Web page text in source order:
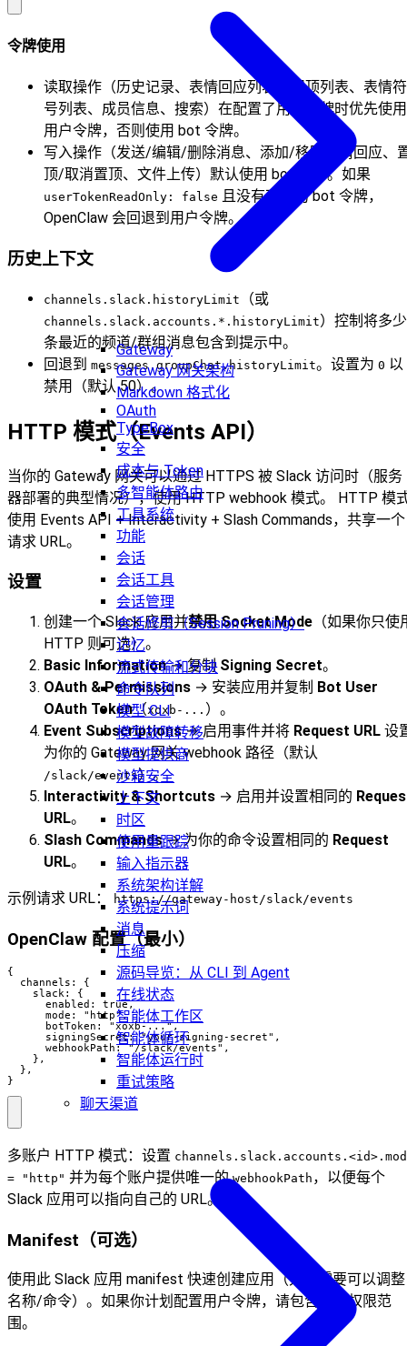
Gateway
Gateway 网关架构
Markdown 格式化
OAuth
TypeBox
安全
成本与 Token
多智能体路由
工具系统
功能
会话
会话工具
会话管理
会话修剪（Session Pruning）
记忆
流式传输和分块
命令队列
模型 CLI
模型故障转移
模型提供商
沙箱安全
上下文
时区
使用量跟踪
输入指示器
系统架构详解
系统提示词
消息
压缩
源码导览：从 CLI 到 Agent
在线状态
智能体工作区
智能体循环
智能体运行时
重试策略
聊天渠道
令牌使用
读取操作（历史记录、表情回应列表、置顶列表、表情符
号列表、成员信息、搜索）在配置了用户令牌时优先使用
用户令牌，否则使用 bot 令牌。
写入操作（发送/编辑/删除消息、添加/移除表情回应、
顶/取消置顶、文件上传）默认使用 bot 令牌。如果
userTokenReadOnly: false 且没有可用的 bot 令牌，
OpenClaw 会回退到用户令牌。
历史上下文
channels.slack.historyLimit （或
channels.slack.accounts.*.historyLimit）控制将多少
条最近的频道/群组消息包含到提示中。
回退到 messages.groupChat.historyLimit。设置为 0 以
禁用（默认 50）。
HTTP 模式（Events API）
当你的 Gateway 网关可以通过 HTTPS 被 Slack 访问时（服务
器部署的典型情况），使用 HTTP webhook 模式。 HTTP 模
使用 Events API + Interactivity + Slash Commands，共享一个
请求 URL。
设置
创建一个 Slack 应用并禁用 Socket Mode （如果你只使
HTTP 则可选）。
Basic Information→ 复制Signing Secret。
OAuth & Permissions → 安装应用并复制 Bot User
OAuth Token（xoxb-... ）。
Event Subscriptions→ 启用事件并将 Request URL 设
为你的 Gateway 网关 webhook 路径（默认
/slack/events）。
Interactivity & Shortcuts → 启用并设置相同的
URL。
Slash Commands→ 为你的命令设置相同的 Request
URL。
示例请求 URL： https://gateway-host/slack/events
OpenClaw 配置（最小）
{
  channels: {
    slack: {
      enabled: true,
      mode: "http",
      botToken: "xoxb-...",
      signingSecret: "your-signing-secret",
      webhookPath: "/slack/events",
    },
  },
}
多账户 HTTP 模式：设置
= "http" 并为每个账户提供唯一的webhookPath ，以便每个
Slack 应用可以指向自己的 URL。
Manifest（可选）
使用此 Slack 应用 manifest 快速创建应用（如果需要可以调整
名称/命令）。如果你计划配置用户令牌，请包含用户权限范
围。